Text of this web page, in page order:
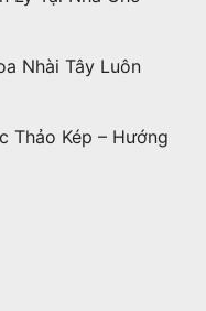
Nhài Tây Luôn
Thảo Kép – Hướng